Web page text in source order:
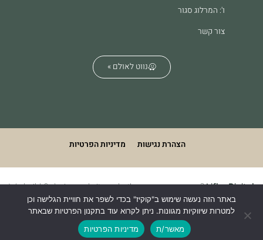
ו': המרלוג סגור
צור קשר
נווט לאולם »
הצהרת נגישות מדיניות הפרטיות
We build & design websites. what's your superpower?Lifko Digital
באתר הזה נעשה שימוש ב"קוקיז" בכדי לשפר את חוויית הגלישה וכן
למטרות שיווקיות מגוונות. ניתן לקרוא עוד בתקנון הפרטיות שבאתר
מאשר/ת
מדיניות הפרטיות